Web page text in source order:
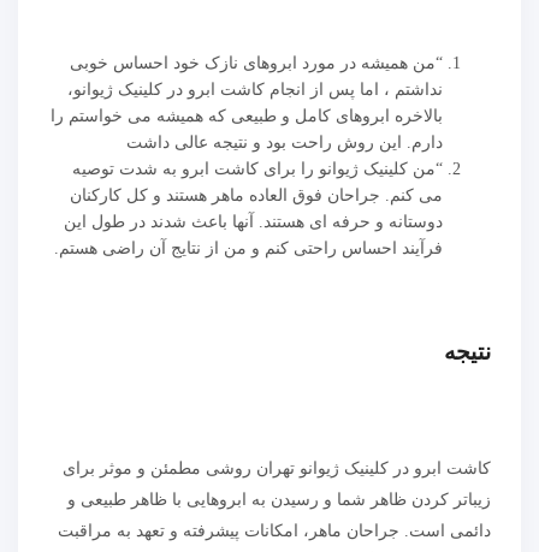
“من همیشه در مورد ابروهای نازک خود احساس خوبی
نداشتم ، اما پس از انجام کاشت ابرو در کلینیک ژیوانو،
بالاخره ابروهای کامل و طبیعی که همیشه می خواستم را
دارم. این روش راحت بود و نتیجه عالی داشت
“من کلینیک ژیوانو را برای کاشت ابرو به شدت توصیه
می کنم. جراحان فوق العاده ماهر هستند و کل کارکنان
دوستانه و حرفه ای هستند. آنها باعث شدند در طول این
فرآیند احساس راحتی کنم و من از نتایج آن راضی هستم.
نتیجه
کاشت ابرو در کلینیک ژیوانو تهران روشی مطمئن و موثر برای
زیباتر کردن ظاهر شما و رسیدن به ابروهایی با ظاهر طبیعی و
دائمی است. جراحان ماهر، امکانات پیشرفته و تعهد به مراقبت